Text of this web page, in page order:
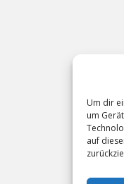
Um dir
um
auf